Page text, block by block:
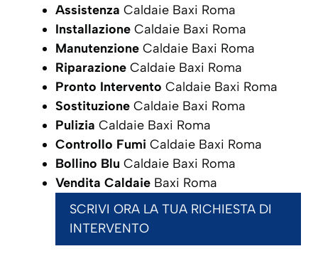
Assistenza Caldaie Baxi Roma
Installazione Caldaie Baxi Roma
Manutenzione Caldaie Baxi Roma
Riparazione Caldaie Baxi Roma
Pronto Intervento Caldaie Baxi Roma
Sostituzione Caldaie Baxi Roma
Pulizia Caldaie Baxi Roma
Controllo Fumi Caldaie Baxi Roma
Bollino Blu Caldaie Baxi Roma
Vendita Caldaie Baxi Roma
SCRIVI ORA LA TUA RICHIESTA DI
INTERVENTO